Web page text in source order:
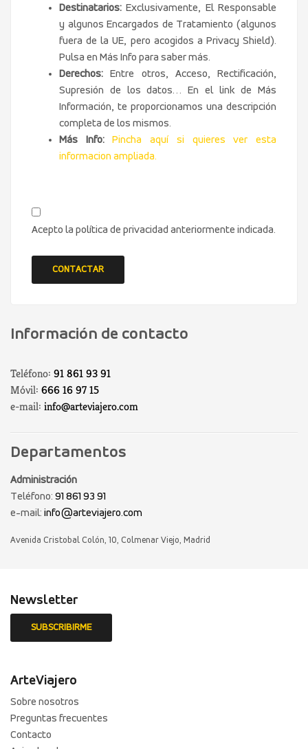
Destinatarios: Exclusivamente, El Responsable
y algunos Encargados de Tratamiento (algunos
fuera de la UE, pero acogidos a Privacy Shield).
Pulsa en Más Info para saber más.
Derechos: Entre otros, Acceso, Rectificación,
Supresión de los datos… En el link de Más
Información, te proporcionamos una descripción
completa de los mismos.
Más Info:
Pincha aquí si quieres ver esta
informacion ampliada.
Acepto la política de privacidad anteriormente indicada.
Información de contacto
Teléfono: 91 861 93 91
Móvil: 666 16 97 15
e-mail: info@arteviajero.com
Departamentos
Administración
Teléfono: 91 861 93 91
e-mail: info@arteviajero.com
Avenida Cristobal Colón, 10, Colmenar Viejo, Madrid
Newsletter
ArteViajero
Sobre nosotros
Preguntas frecuentes
Contacto